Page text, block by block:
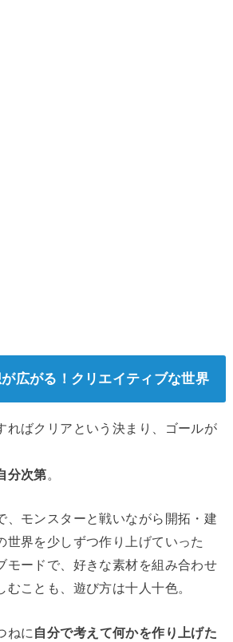
広がる！クリエイティブな世界
ればクリアという決まり、ゴールが
分次第。
、モンスターと戦いながら開拓・建
世界を少しずつ作り上げていった
モードで、好きな素材を組み合わせ
むことも、遊び方は十人十色。
ねに 自分で考えて何かを作り上げた